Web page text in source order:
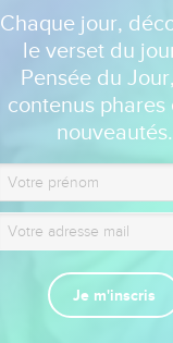
Chaque jour,
le verset du
Pensée du
contenus phares
nouveautés.
Je m'inscris